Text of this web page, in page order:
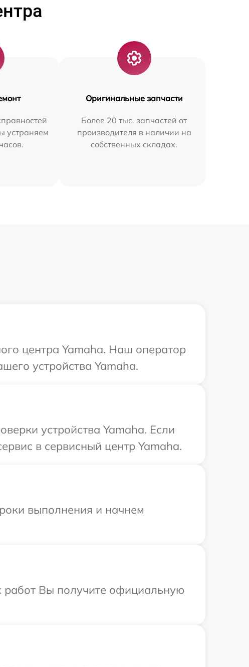
устраняем
Оригинальные запчасти
Более 20 тыс. запчастей от
производителя в наличии на
собственных складах.
центра Yamaha. Наш оператор
устройства Yamaha.
устройства Yamaha. Если
в сервисный центр Yamaha.
выполнения и начнем
работ Вы получите официальную